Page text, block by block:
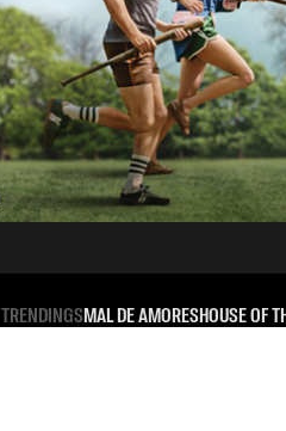
TRENDINGSMAL DE AMORESHOUSE OF